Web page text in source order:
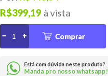
à vista
R$399,19
Comprar
Está com dúvida neste produto?
Manda pro nosso whatsapp!